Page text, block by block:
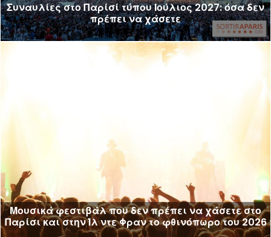
Συναυλίες στο Παρίσί τύπου Ιούλιος 2027: όσα δεν
πρέπει να χάσετε
Μουσικά φεστιβάλ που δεν πρέπει να χάσετε στο
Παρίσι και στην Ίλ ντε Φραν το φθινόπωρο του 2026